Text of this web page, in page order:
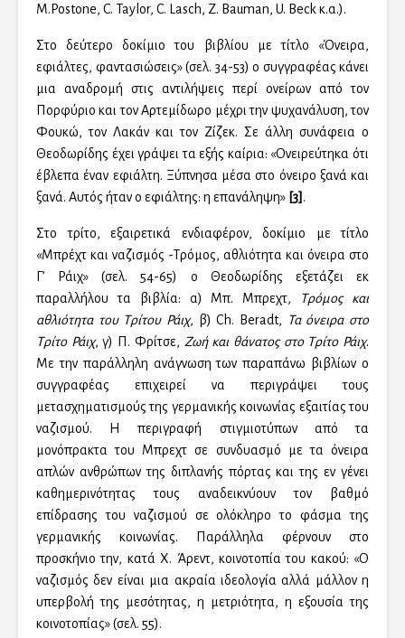
M.Postone, C. Taylor, C. Lasch, Z. Bauman, U. Beck κ.α.).
Στο δεύτερο δοκίμιο του βιβλίου με τίτλο «Όνειρα,
εφιάλτες, φαντασιώσεις» (σελ. 34-53) ο συγγραφέας κάνει
μια αναδρομή στις αντιλήψεις περί ονείρων από τον
Πορφύριο και τον Αρτεμίδωρο μέχρι την ψυχανάλυση, τον
Φουκώ, τον Λακάν και τον Ζίζεκ. Σε άλλη συνάφεια ο
Θεοδωρίδης έχει γράψει τα εξής καίρια: «Ονειρεύτηκα ότι
έβλεπα έναν εφιάλτη. Ξύπνησα μέσα στο όνειρο ξανά και
ξανά. Αυτός ήταν ο εφιάλτης: η επανάληψη» [3] .
Στο τρίτο, εξαιρετικά ενδιαφέρον, δοκίμιο με τίτλο
«Μπρέχτ και ναζισμός -Τρόμος, αθλιότητα και όνειρα στο
Γ’ Ράιχ» (σελ. 54-65) ο Θεοδωρίδης εξετάζει εκ
παραλλήλου τα βιβλία: α) Μπ. Μπρεχτ,
Τρόμος και
αθλιότητα του Τρίτου Ράιχ, β) Ch. Beradt, Τα όνειρα στο
Τρίτο Ράιχ, γ) Π. Φρίτσε, Ζωή και θάνατος στο Τρίτο Ράιχ.
Με την παράλληλη ανάγνωση των παραπάνω βιβλίων ο
συγγραφέας επιχειρεί να περιγράψει τους
μετασχηματισμούς της γερμανικής κοινωνίας εξαιτίας του
ναζισμού. Η περιγραφή στιγμιοτύπων από τα
μονόπρακτα του Μπρεχτ σε συνδυασμό με τα όνειρα
απλών ανθρώπων της διπλανής πόρτας και της εν γένει
καθημερινότητας τους αναδεικνύουν τον βαθμό
επίδρασης του ναζισμού σε ολόκληρο το φάσμα της
γερμανικής κοινωνίας. Παράλληλα φέρνουν στο
προσκήνιο την, κατά Χ. Άρεντ, κοινοτοπία του κακού: «Ο
ναζισμός δεν είναι μια ακραία ιδεολογία αλλά μάλλον η
υπερβολή της μεσότητας, η μετριότητα, η εξουσία της
κοινοτοπίας» (σελ. 55).